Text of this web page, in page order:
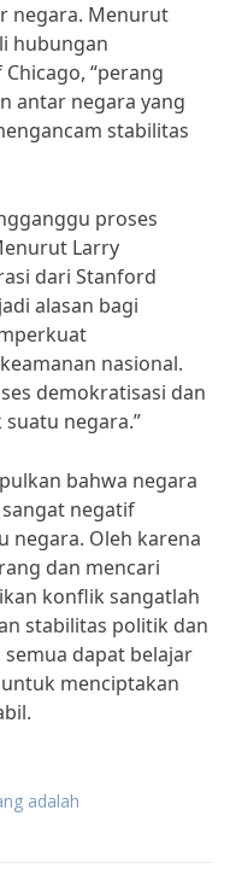
negara. Menurut
hubungan
“perang
antar negara yang
stabilitas
proses
Larry
dari Stanford
alasan bagi
nasional.
demokratisasi dan
negara.”
bahwa negara
negatif
negara. Oleh karena
dan mencari
konflik sangatlah
stabilitas politik dan
dapat belajar
menciptakan
adalah